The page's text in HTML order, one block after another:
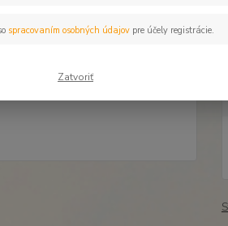
spracovaním osobných údajov pre účely registrácie.
Zatvoriť